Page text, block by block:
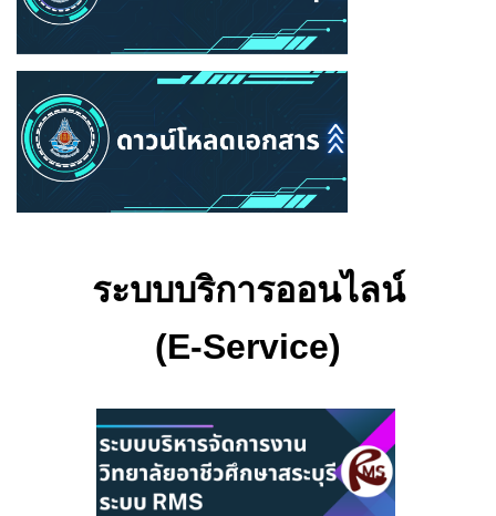
ระบบบริการออนไลน์
(E-Service)